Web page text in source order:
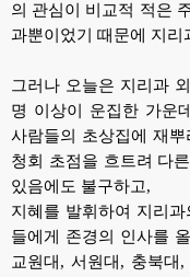
의 관심이 비교적 적은
과뿐이었기 때문에 지리
그러나 오늘은 지리과
명 이상이 운집한 가운
사람들의 초상집에 재
청회 초점을 흐트려 다
있음에도 불구하고,
지혜를 발휘하여 지리
들에게 존경의 인사를
교원대, 서원대, 충북대